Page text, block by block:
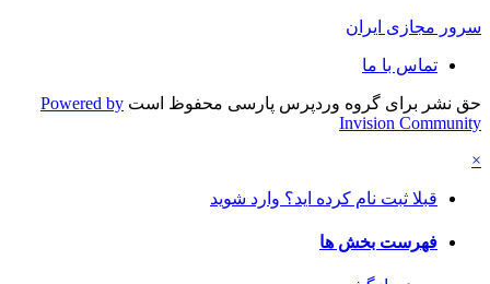
سرور مجازی ایران
تماس با ما
حق نشر برای گروه وردپرس پارسی محفوظ است Powered by
Invision Community
×
قبلا ثبت نام کرده اید؟ وارد شوید
فهرست بخش ها